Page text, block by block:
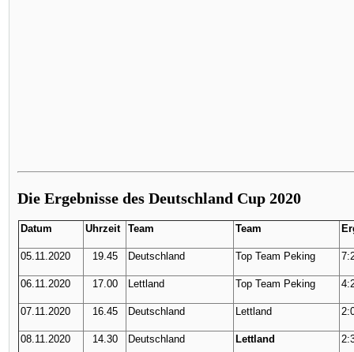
Die Ergebnisse des Deutschland Cup 2020
Datum Uhrzeit Team Team
05.11.2020 19.45 Deutschland Top Team Peking
06.11.2020 17.00 Lettland Top Team Peking
07.11.2020 16.45 Deutschland Lettland
08.11.2020 14.30 Deutschland Lettland